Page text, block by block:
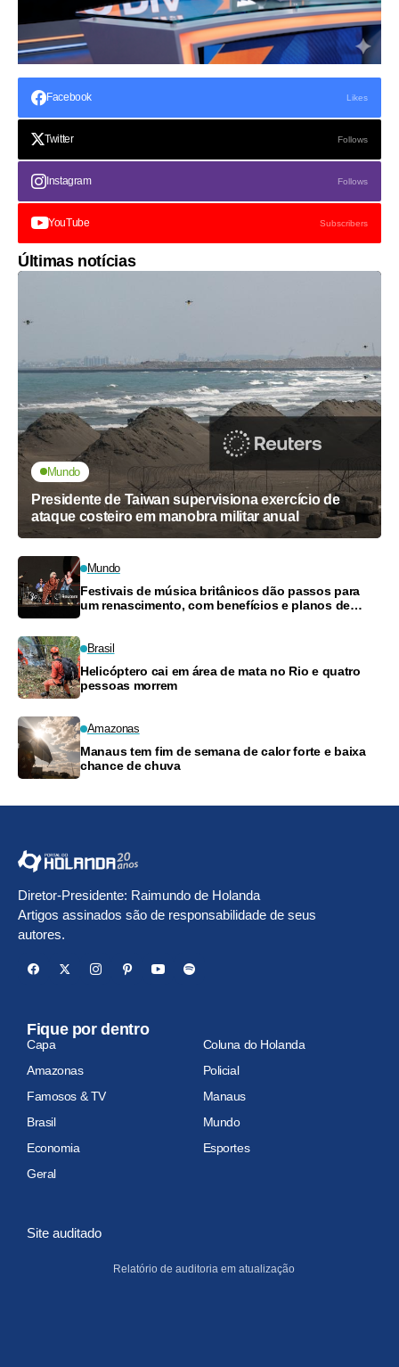
Facebook Likes
Twitter Follows
Instagram Follows
YouTube Subscribers
Últimas notícias
Mundo
Presidente de Taiwan supervisiona exercício de
ataque costeiro em manobra militar anual
Mundo
Festivais de música britânicos dão passos para
um renascimento, com benefícios e planos de
Brasil
Helicóptero cai em área de mata no Rio e quatro
pessoas morrem
Amazonas
Manaus tem fim de semana de calor forte e baixa
chance de chuva
Diretor-Presidente: Raimundo de Holanda
Artigos assinados são de responsabilidade de seus
autores.
Fique por dentro
Capa
Coluna do Holanda
Amazonas
Policial
Famosos & TV
Manaus
Brasil
Mundo
Economia
Esportes
Geral
Site auditado
Relatório de auditoria em atualização